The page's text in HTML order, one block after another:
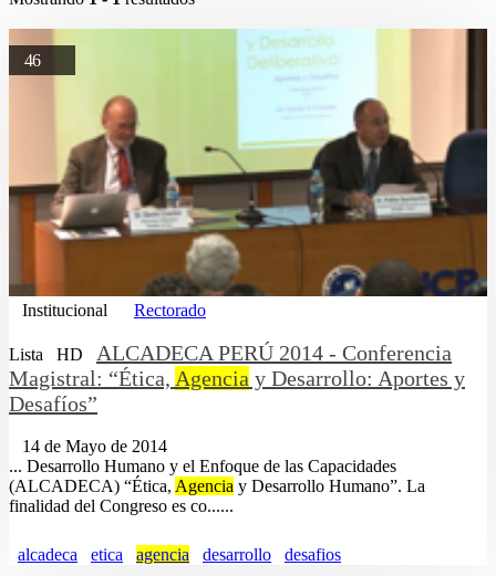
46
Institucional Rectorado
Lista HD
ALCADECA PERÚ 2014 - Conferencia
Magistral: “Ética, Agencia y Desarrollo: Aportes y
Desafíos”
14 de Mayo de 2014
... Desarrollo Humano y el Enfoque de las Capacidades
(ALCADECA) “Ética, Agencia y Desarrollo Humano”. La
finalidad del Congreso es co......
alcadeca etica agencia desarrollo desafios